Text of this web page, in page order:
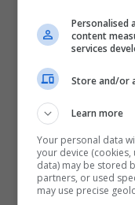
Personalised
content
services
Store and/or
Learn more
Your personal data
your device
data) may be stored
partners, or used
may use precise